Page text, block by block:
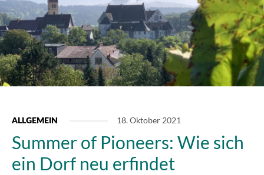
ALLGEMEIN 18. Oktober 2021
Summer of Pioneers: Wie sich
ein Dorf neu erfindet